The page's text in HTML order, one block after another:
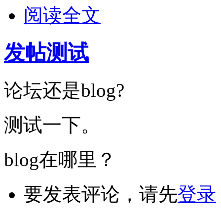
阅读全文
发帖测试
论坛还是blog?
测试一下。
blog在哪里？
要发表评论，请先登录